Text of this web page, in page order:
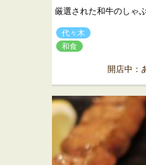
厳選された和牛のしゃ
代々木
和食
開店中：